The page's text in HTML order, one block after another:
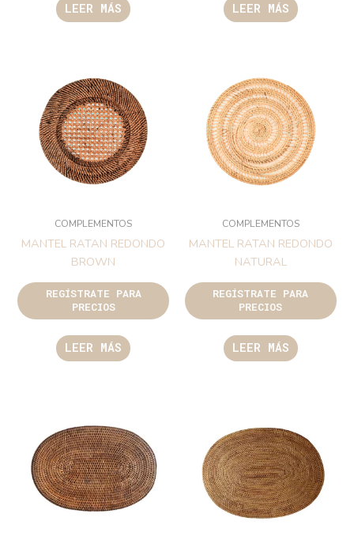
LEER MÁS LEER MÁS
COMPLEMENTOS
MANTEL RATAN REDONDO
BROWN
REGÍSTRATE PARA
PRECIOS
LEER MÁS
COMPLEMENTOS
MANTEL RATAN REDONDO
NATURAL
REGÍSTRATE PARA
PRECIOS
LEER MÁS